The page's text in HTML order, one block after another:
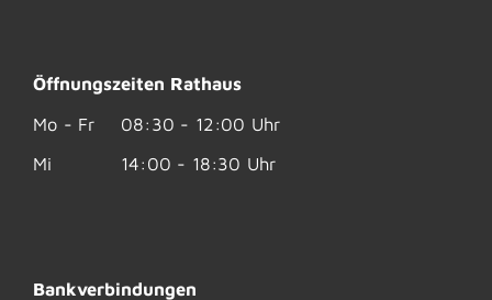
Öffnungszeiten Rathaus
Mo - Fr
08:30 - 12:00 Uhr
Mi
14:00 - 18:30 Uhr
Bankverbindungen